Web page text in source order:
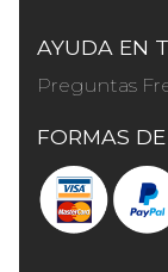
AYUDA EN
Preguntas
FORMAS